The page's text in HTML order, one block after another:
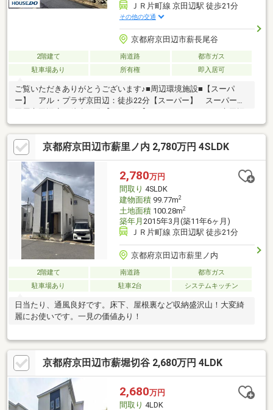
ＪＲ片町線 京田辺駅 徒歩21分
その他の交通
京都府京田辺市薪長尾谷
2階建て 南道路
都市ガス
駐車場あり
所有権 即入居可
ご覧いただきありがとうございます♪■周辺環境施設■【スーパ
ー】 アル・プラザ京田辺：徒歩22分【スーパー】 スーパー山
田屋京田辺店：徒歩23分【コンビニ】 ファミリーマート京田辺
公園店：徒歩15分【コンビニ】 ローソン京田辺薪店：徒歩20分
【ドラッグストア】 マツモトキヨシ京田辺店：徒歩22分【ドラ
ッグストア】 ドラッグユタカ京田辺店：徒歩23分【中学校】
京田辺市立田辺中学校：徒歩23分【小学校】 京田辺市立薪小学
校：徒歩7分是非お気軽にお問い合わせください♪
京都府京田辺市薪里ノ内 2,780万円 4SLDK
2,780万円
間取り 4SLDK
建物面積99.77m2
土地面積100.28m2
築年月 2015年3月(築11年6ヶ月)
ＪＲ片町線 京田辺駅 徒歩21分
京都府京田辺市薪里ノ内
2階建て 南道路
都市ガス
駐車場あり
駐車2台 システムキッチン
日当たり、通風良好です。床下、屋根裏など収納盛沢山！大変綺
麗にお使いです。一見の価値あり！
京都府京田辺市薪堀切谷 2,680万円 4LDK
2,680万円
間取り 4LDK